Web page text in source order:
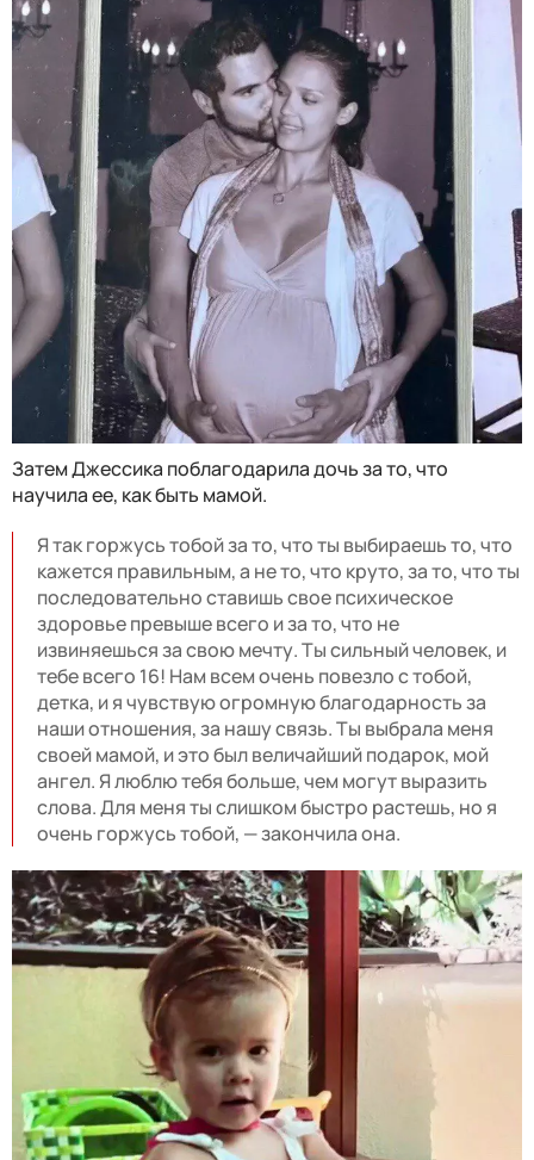
Затем Джессика поблагодарила дочь за то, что
научила ее, как быть мамой.
Я так горжусь тобой за то, что ты выбираешь то, что
кажется правильным, а не то, что круто, за то, что ты
последовательно ставишь свое психическое
здоровье превыше всего и за то, что не
извиняешься за свою мечту. Ты сильный человек, и
тебе всего 16! Нам всем очень повезло с тобой,
детка, и я чувствую огромную благодарность за
наши отношения, за нашу связь. Ты выбрала меня
своей мамой, и это был величайший подарок, мой
ангел. Я люблю тебя больше, чем могут выразить
слова. Для меня ты слишком быстро растешь, но я
очень горжусь тобой, — закончила она.